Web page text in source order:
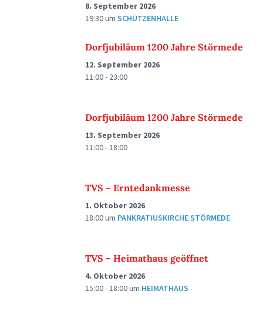
8. September 2026
19:30um SCHÜTZENHALLE
Dorfjubiläum 1200 Jahre Störmede
12. September 2026
11:00 - 23:00
Dorfjubiläum 1200 Jahre Störmede
13. September 2026
11:00 - 18:00
TVS – Erntedankmesse
1. Oktober 2026
18:00um PANKRATIUSKIRCHE STÖRMEDE
TVS – Heimathaus geöffnet
4. Oktober 2026
15:00 - 18:00um HEIMATHAUS